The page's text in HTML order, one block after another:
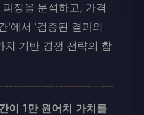
정을 분석하고, 가격
'에서 '검증된 결과의
치 기반 경쟁 전략의 함
이 1만 원어치 가치를